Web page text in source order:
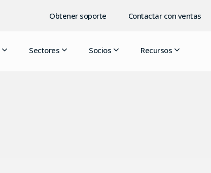
Obtener soporte Contactar con ventas
Sectores Socios Recursos